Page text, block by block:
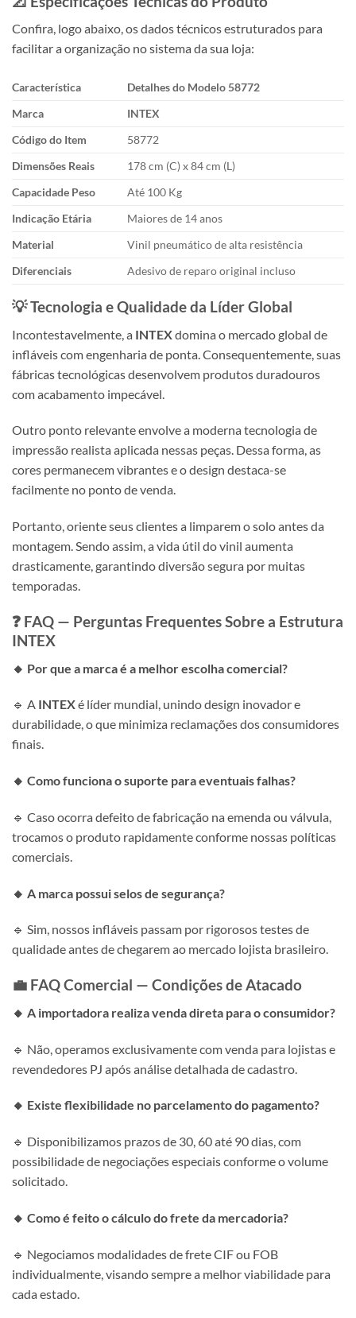
Confira, logo abaixo, os dados técnicos estruturados para
facilitar a organização no sistema da sua loja:
Característica
Detalhes do Modelo 58772
Marca
INTEX
Código do Item
58772
Dimensões Reais
178 cm (C) x 84 cm (L)
Capacidade Peso
Até 100 Kg
Indicação Etária
Maiores de 14 anos
Material
Vinil pneumático de alta resistência
Diferenciais
Adesivo de reparo original incluso
💡 Tecnologia e Qualidade da Líder Global
Incontestavelmente, a INTEXdomina o mercado global de
infláveis com engenharia de ponta. Consequentemente, suas
fábricas tecnológicas desenvolvem produtos duradouros
com acabamento impecável.
Outro ponto relevante envolve a moderna tecnologia de
impressão realista aplicada nessas peças. Dessa forma, as
cores permanecem vibrantes e o design destaca-se
facilmente no ponto de venda.
Portanto, oriente seus clientes a limparem o solo antes da
montagem. Sendo assim, a vida útil do vinil aumenta
drasticamente, garantindo diversão segura por muitas
temporadas.
❓ FAQ — Perguntas Frequentes Sobre a Estrutura
INTEX
🔸 Por que a marca é a melhor escolha comercial?
🔹 A INTEXé líder mundial, unindo design inovador e
durabilidade, o que minimiza reclamações dos consumidores
finais.
🔸 Como funciona o suporte para eventuais falhas?
🔹 Caso ocorra defeito de fabricação na emenda ou válvula,
trocamos o produto rapidamente conforme nossas políticas
comerciais.
🔸 A marca possui selos de segurança?
🔹 Sim, nossos infláveis passam por rigorosos testes de
qualidade antes de chegarem ao mercado lojista brasileiro.
💼 FAQ Comercial — Condições de Atacado
🔸 A importadora realiza venda direta para o consumidor?
🔹 Não, operamos exclusivamente com venda para lojistas e
revendedores PJ após análise detalhada de cadastro.
🔸 Existe flexibilidade no parcelamento do pagamento?
🔹 Disponibilizamos prazos de 30, 60 até 90 dias, com
possibilidade de negociações especiais conforme o volume
solicitado.
🔸 Como é feito o cálculo do frete da mercadoria?
🔹 Negociamos modalidades de frete CIF ou FOB
individualmente, visando sempre a melhor viabilidade para
cada estado.